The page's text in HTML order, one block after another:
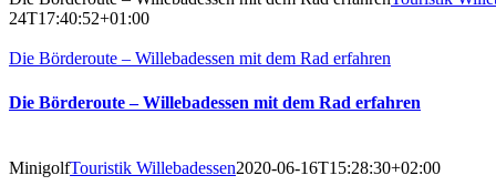
24T17:40:52+01:00
Die Börderoute – Willebadessen mit dem Rad erfahren
Die Börderoute – Willebadessen mit dem Rad erfahren
MinigolfTouristik Willebadessen2020-06-16T15:28:30+02:00